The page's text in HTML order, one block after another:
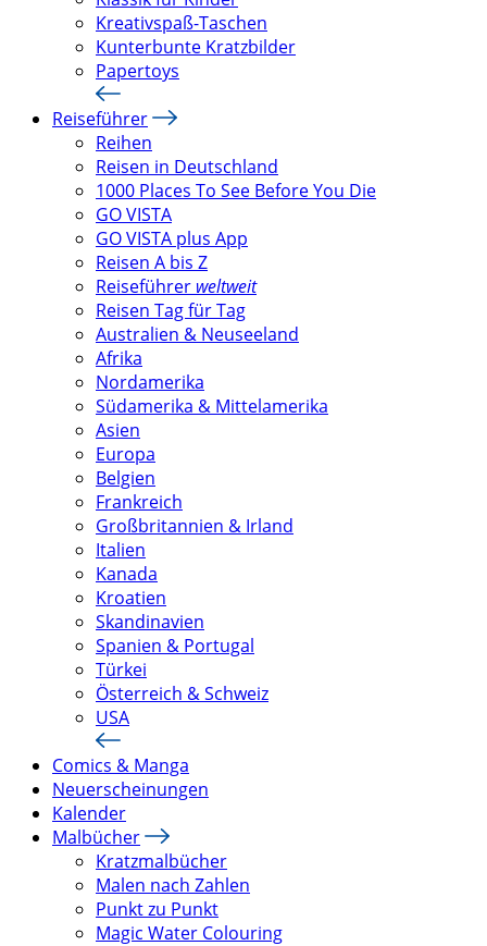
Kreativspaß-Taschen
Kunterbunte Kratzbilder
Papertoys
Reiseführer
Reihen
Reisen in Deutschland
1000 Places To See Before You Die
GO VISTA
GO VISTA plus App
Reisen A bis Z
Reiseführer weltweit
Reisen Tag für Tag
Australien & Neuseeland
Afrika
Nordamerika
Südamerika & Mittelamerika
Asien
Europa
Belgien
Frankreich
Großbritannien & Irland
Italien
Kanada
Kroatien
Skandinavien
Spanien & Portugal
Türkei
Österreich & Schweiz
USA
Comics & Manga
Neuerscheinungen
Kalender
Malbücher
Kratzmalbücher
Malen nach Zahlen
Punkt zu Punkt
Magic Water Colouring